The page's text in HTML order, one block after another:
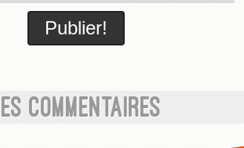
commentaires